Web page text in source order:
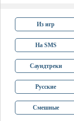
Из игр
На SMS
Саундтреки
Русские
Смешные